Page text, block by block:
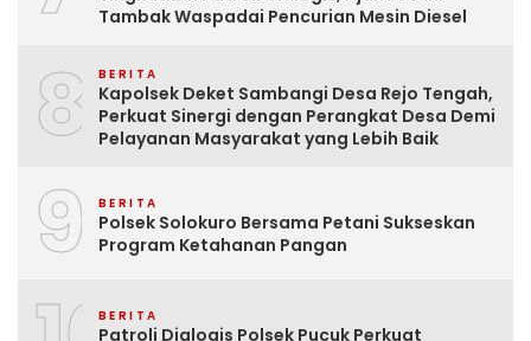
Tambak Waspadai Pencurian Mesin Diesel
8 BERITA
Kapolsek Deket Sambangi Desa Rejo Tengah,
Perkuat Sinergi dengan Perangkat Desa Demi
Pelayanan Masyarakat yang Lebih Baik
9 BERITA
Polsek Solokuro Bersama Petani Sukseskan
Program Ketahanan Pangan
BERITA
Patroli Dialogis Polsek Pucuk Perkuat